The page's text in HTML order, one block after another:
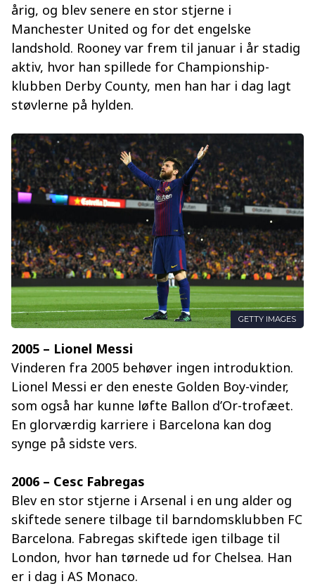
årig, og blev senere en stor stjerne i
Manchester United og for det engelske
landshold. Rooney var frem til januar i år stadig
aktiv, hvor han spillede for Championship-
klubben Derby County, men han har i dag lagt
støvlerne på hylden.
GETTY IMAGES
2005 – Lionel Messi
Vinderen fra 2005 behøver ingen introduktion.
Lionel Messi er den eneste Golden Boy-vinder,
som også har kunne løfte Ballon d’Or-trofæet.
En glorværdig karriere i Barcelona kan dog
synge på sidste vers.
2006 – Cesc Fabregas
Blev en stor stjerne i Arsenal i en ung alder og
skiftede senere tilbage til barndomsklubben FC
Barcelona. Fabregas skiftede igen tilbage til
London, hvor han tørnede ud for Chelsea. Han
er i dag i AS Monaco.